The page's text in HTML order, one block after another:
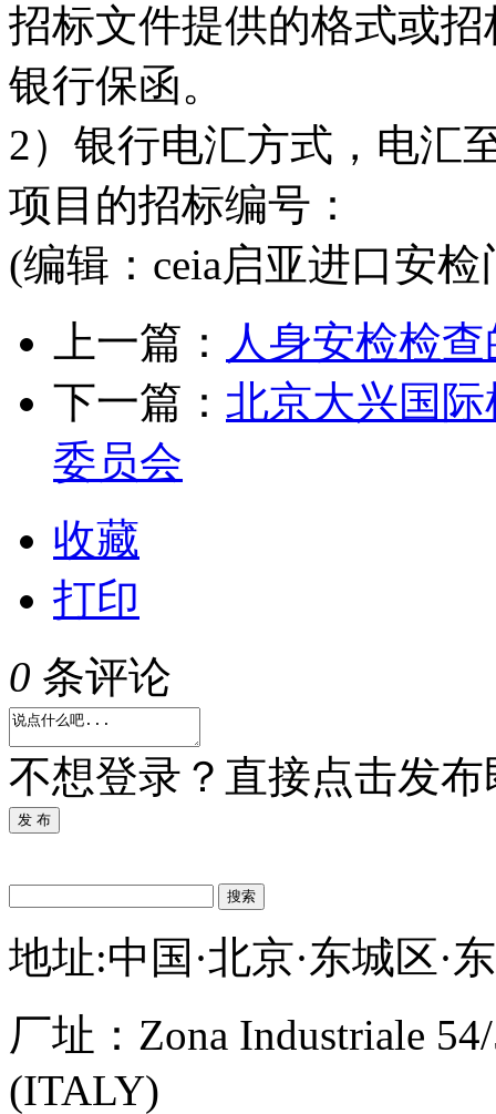
招标文件提供的格式或
银行保函。
2）银行电汇方式，电汇
项目的招标编号：
(编辑：ceia启亚进口安检
上一篇： 人身安检检
下一篇： 北京大兴国
委员会
收藏
打印
0 条评论
不想登录？直接点击发
发 布
搜索
地址:中国·北京·东城区·
厂址： Zona Industriale
(ITALY)